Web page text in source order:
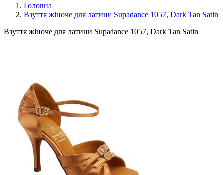
Головна
Взуття жіноче для латини Supadance 1057, Dark Tan Satin
Взуття жіноче для латини Supadance 1057, Dark Tan Satin